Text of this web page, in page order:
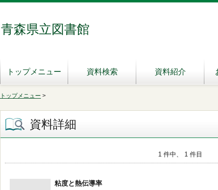
青森県立図書館
トップメニュー 資料検索 資料紹介
トップメニュー >
資料詳細
1 件中、 1 件目
粘度と熱伝導率